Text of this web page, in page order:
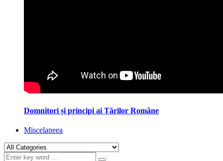
Domnitori și principi ai Țărilor Române
Miscelaneea